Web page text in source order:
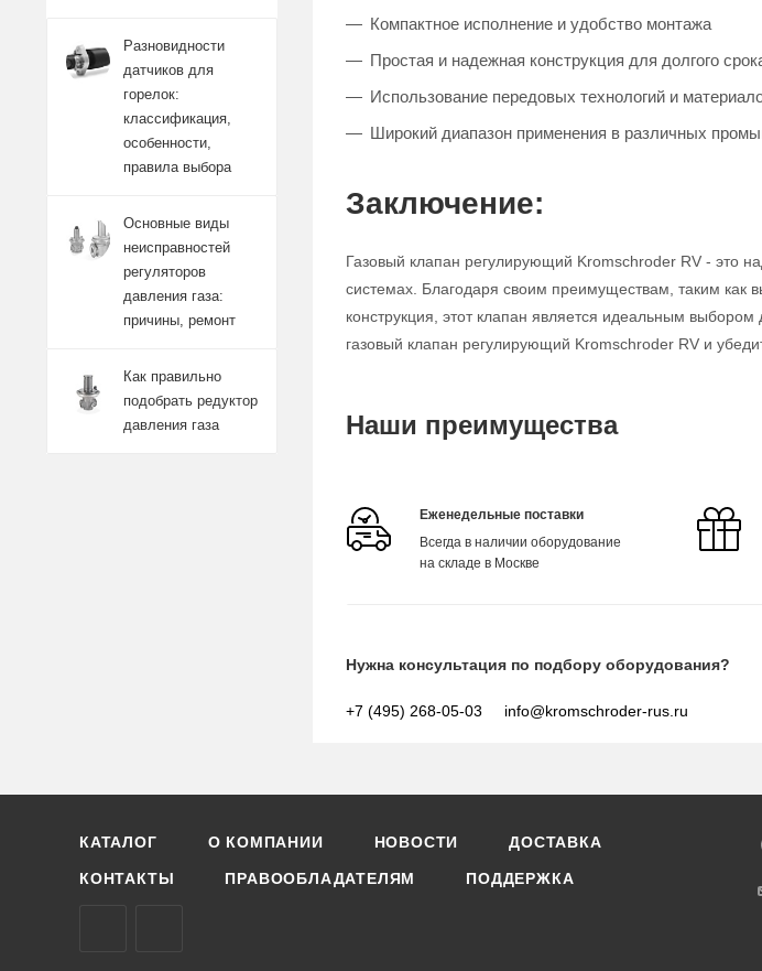
Компактное исполнение и удобство монтажа
Простая и надежная конструкция для долгого
Использование передовых технологий и
Широкий диапазон применения в различных
Заключение:
Газовый клапан регулирующий Kromschroder RV - это
системах. Благодаря своим преимуществам, таким как
конструкция, этот клапан является идеальным
газовый клапан регулирующий Kromschroder RV и
Наши преимущества
Еженедельные поставки
Всегда в наличии оборудование
на складе в Москве
Нужна консультация по подбору оборудования?
+7 (495) 268-05-03 info@kromschroder-rus.ru
Разновидности
датчиков для
горелок:
классификация,
особенности,
правила выбора
Основные виды
неисправностей
регуляторов
давления газа:
причины, ремонт
Как правильно
подобрать редуктор
давления газа
КАТАЛОГ О КОМПАНИИ НОВОСТИ ДОСТАВКА
КОНТАКТЫ ПРАВООБЛАДАТЕЛЯМ ПОДДЕРЖКА